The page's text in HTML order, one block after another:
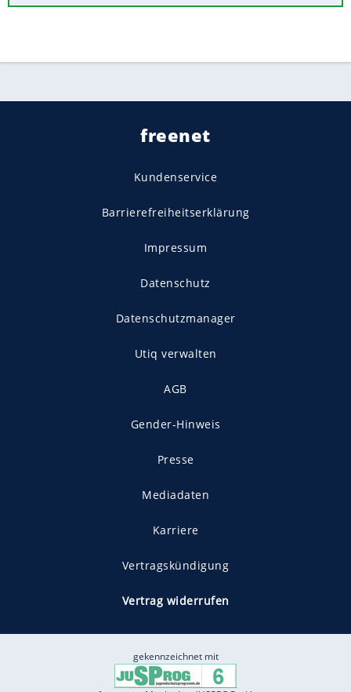
freenet
Kundenservice
Barrierefreiheitserklärung
Impressum
Datenschutz
Datenschutzmanager
Utiq verwalten
AGB
Gender-Hinweis
Presse
Mediadaten
Karriere
Vertragskündigung
Vertrag widerrufen
gekennzeichnet mit